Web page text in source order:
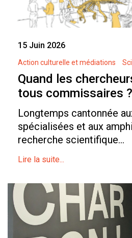
15 Juin 2026
Action culturelle et médiations
Quand les
tous commissaires ?
Longtemps cantonnée
spécialisées et aux
recherche scientifique...
Lire la suite...